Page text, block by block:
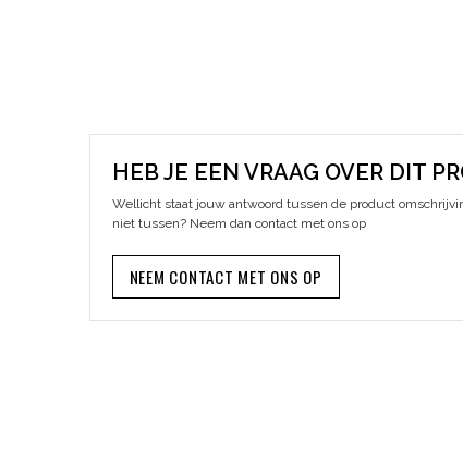
HEB JE EEN VRAAG OVER DIT
Wellicht staat jouw antwoord tussen de product
niet tussen? Neem dan contact met ons op
NEEM CONTACT MET ONS OP